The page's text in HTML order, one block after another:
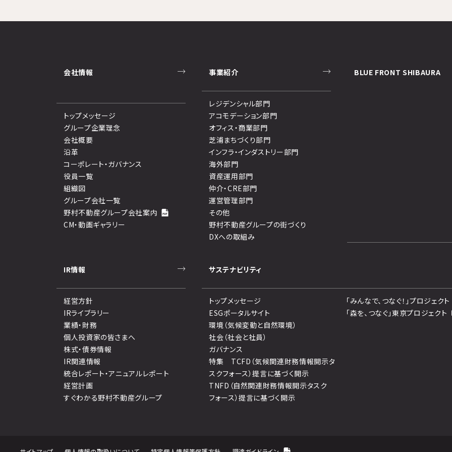
会社情報
トップメッセージ
グループ企業理念
会社概要
沿革
コーポレート・ガバナンス
役員一覧
組織図
グループ会社一覧
野村不動産グループ会社案内
CM・動画ギャラリー
事業紹介
レジデンシャル部門
アコモデーション部門
オフィス・商業部門
芝浦まちづくり部門
インフラ・インダストリー部門
海外部門
資産運用部門
仲介・CRE部門
運営管理部門
その他
野村不動産グループの街づくり
DXへの取組み
BLUE FRONT SHIBAURA
IR情報
経営方針
IRライブラリー
業績・財務
個人投資家の皆さまへ
株式・債券情報
IR関連情報
統合レポート・アニュアルレポート
経営計画
すぐわかる野村不動産グループ
サステナビリティ
トップメッセージ
ESGポータルサイト
環境（気候変動と自然環境）
社会（社会と社員）
ガバナンス
特集 TCFD（気候関連財務情報開示タ
スクフォース）提言に基づく開示
TNFD（自然関連財務情報開示タスク
フォース）提言に基づく開示
「みんなで、つなぐ！」プロジェクト
「森を、つなぐ」東京プロジェクト